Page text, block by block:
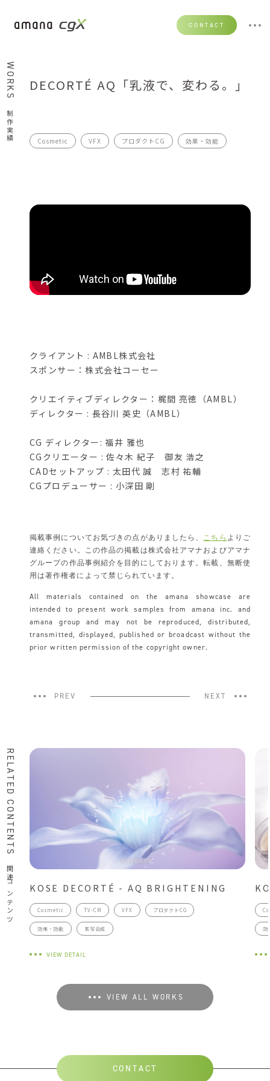
CONTACT
WORKS
制作実績
DECORTÉ AQ「乳液で、変わる。」
Cosmetic VFX プロダクトCG 効果・効能
クライアント : AMBL株式会社
スポンサー：株式会社コーセー
クリエイティブディレクター：梶間 亮徳（AMBL）
ディレクター : 長谷川 英史（AMBL）
CG ディレクター: 福井 雅也
CGクリエーター : 佐々木 紀子 御友 浩之
CADセットアップ : 太田代 誠 志村 祐輔
CGプロデューサー : 小深田 剛
掲載事例についてお気づきの点がありましたら、 こちら よりご
連絡ください。この作品の掲載は株式会社アマナおよびアマナ
グループの作品事例紹介を目的にしております。転載、無断使
用は著作権者によって禁じられています。
All materials contained on the amana showcase are
intended to present work samples from amana inc. and
amana group and may not be reproduced, distributed,
transmitted, displayed, published or broadcast without the
prior written permission of the copyright owner.
PREV NEXT
RELATED CONTENTS
関連コンテンツ KOSE DECORTÉ - AQ BRIGHTENING
Cosmetic TV-CM VFX プロダクトCG
効果・効能 実写合成
VIEW DETAIL
効
VIEW ALL WORKS
CONTACT